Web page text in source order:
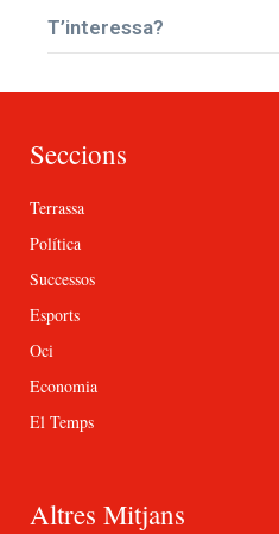
T’interessa?
Seccions
Terrassa
Política
Successos
Esports
Oci
Economia
El Temps
Altres Mitjans